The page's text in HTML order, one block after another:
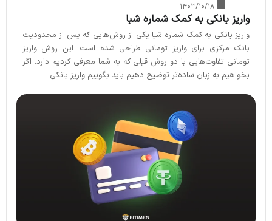
۱۴۰۳/۱۰/۱۸
واریز بانکی به کمک شماره شبا
واریز بانکی به کمک شماره شبا یکی از روش‌هایی که پس از محدودیت
بانک مرکزی برای واریز تومانی طراحی شده است. این روش واریز
تومانی تفاوت‌هایی با دو روش قبلی که به شما معرفی کردیم دارد. اگر
بخواهیم به زبان ساده‌تر توضیح دهیم باید بگوییم واریز بانکی...